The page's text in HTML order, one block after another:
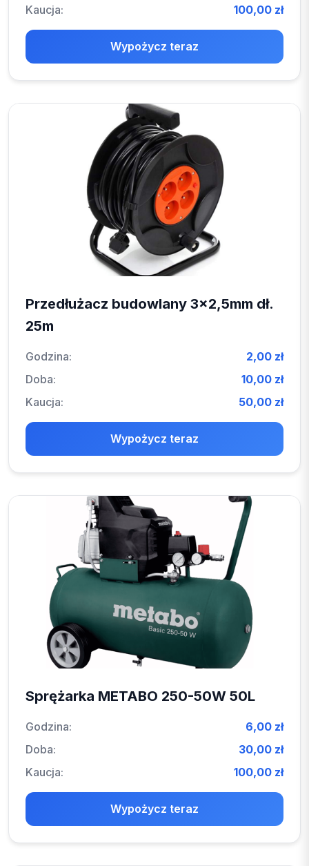
Kaucja: 100,00 zł
Wypożycz teraz
Przedłużacz budowlany 3x2,5mm dł.
25m
Godzina:
2,00 zł
Doba:
10,00 zł
Kaucja:
50,00 zł
Wypożycz teraz
Sprężarka METABO 250-50W 50L
Godzina:
6,00 zł
Doba:
30,00 zł
Kaucja:
100,00 zł
Wypożycz teraz